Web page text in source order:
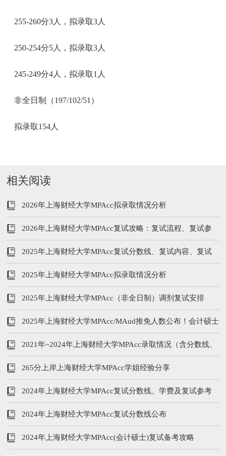
255-260分3人，拟录取3人
250-254分5人，拟录取3人
245-249分4人，拟录取1人
非全日制（197/102/51）
拟录取154人
相关阅读
2026年上海财经大学MPAcc拟录取情况分析
2026年上海财经大学MPAcc复试攻略：复试流程、复试参
考书、分数线
2025年上海财经大学MPAcc复试分数线、复试内容、复试
参考书
2025年上海财经大学MPAcc拟录取情况分析
2025年上海财经大学MPAcc（非全日制）调剂复试安排
2025年上海财经大学MPAcc/MAud推免人数公布！会计硕士
推免73人
2021年~2024年上海财经大学MPAcc录取情况（含分数线、
学费学制、复试内容）
265分上岸上海财经大学MPAcc学姐经验分享
2024年上海财经大学MPAcc复试分数线、学费及复试参考
书
2024年上海财经大学MPAcc复试分数线公布
2024年上海财经大学MPAcc(会计硕士)复试备考攻略